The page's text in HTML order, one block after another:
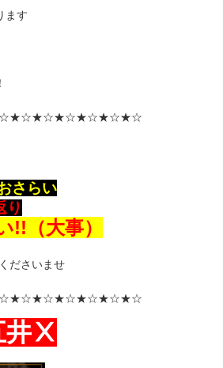
ます
さらい
り
（大事）
ださいませ
井Ⅹ